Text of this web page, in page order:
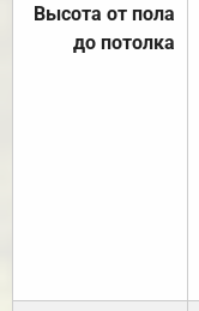
Высота от пола
до потолка